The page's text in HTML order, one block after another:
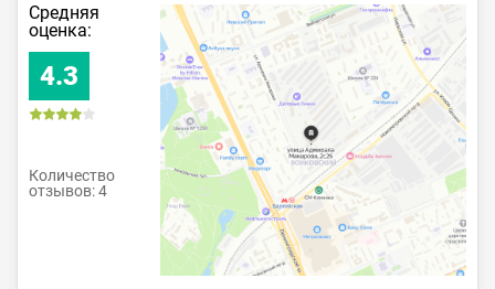
Средняя
оценка:
4.3
Количество
отзывов: 4